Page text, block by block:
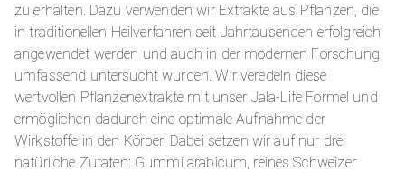
zu erhalten. Dazu verwenden wir Extrakte aus Pflanzen, die
in traditionellen Heilverfahren seit Jahrtausenden erfolgreich
angewendet werden und auch in der modernen Forschung
umfassend untersucht wurden. Wir veredeln diese
wertvollen Pflanzenextrakte mit unser Jala-Life Formel und
ermöglichen dadurch eine optimale Aufnahme der
Wirkstoffe in den Körper. Dabei setzen wir auf nur drei
natürliche Zutaten: Gummi arabicum, reines Schweizer